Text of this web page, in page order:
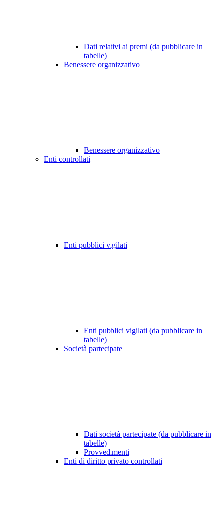
Dati relativi ai premi (da pubblicare in
tabelle)
Benessere organizzativo
Benessere organizzativo
Enti controllati
Enti pubblici vigilati
Enti pubblici vigilati (da pubblicare in
tabelle)
Società partecipate
Dati società partecipate (da pubblicare in
tabelle)
Provvedimenti
Enti di diritto privato controllati